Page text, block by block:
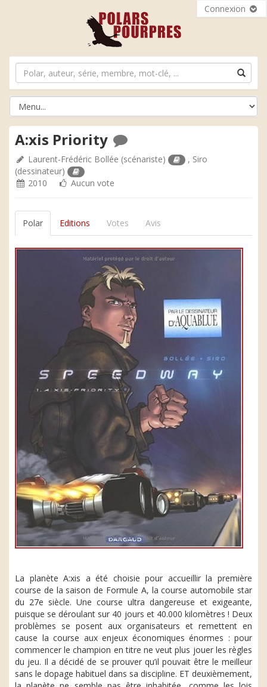
Connexion
A:xis Priority
Laurent-Frédéric Bollée (scénariste) , Siro
(dessinateur)
2010
Aucun vote
Polar Editions Votes Avis
La planète A:xis a été choisie pour accueillir la première
course de la saison de Formule A, la course automobile star
du 27e siècle. Une course ultra dangereuse et exigeante,
puisque se déroulant sur 40 jours et 40.000 kilomètres ! Deux
problèmes se posent aux organisateurs et remettent en
cause la course aux enjeux économiques énormes : pour
commencer le champion en titre ne veut plus jouer les règles
du jeu. Il a décidé de se prouver qu’il pouvait être le meilleur
sans le dopage habituel dans sa discipline. ET deuxièmement,